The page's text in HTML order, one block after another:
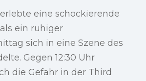
erlebte eine schockierende
ein ruhiger
sich in eine Szene des
Gegen 12:30 Uhr
die Gefahr in der Third